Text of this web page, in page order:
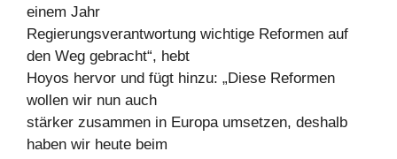
einem Jahr
Regierungsverantwortung wichtige Reformen auf
den Weg gebracht“, hebt
Hoyos hervor und fügt hinzu: „Diese Reformen
wollen wir nun auch
stärker zusammen in Europa umsetzen, deshalb
haben wir heute beim